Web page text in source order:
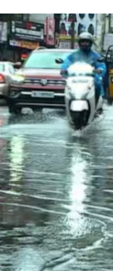
ആശ്വാസം,
ഓറഞ്ച് അലർട്ട്,
തിരുവനന്തപുരം: